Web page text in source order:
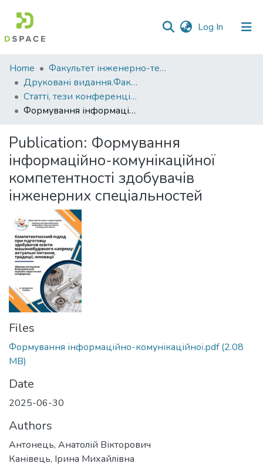
Log In (current)
Communities
&
Collections
All of DSpace
Statistics
Home
Факультет інженерно-технологічний
Друковані видання.Факультет інженерно-технологічний
Статті, тези конференцій. Факультет інженерно-технологічний
Формування інформаційно-комунікаційної компетентності здобувачів інженерних спеціальностей
Publication: Формування
інформаційно-комунікаційної
компетентності здобувачів
інженерних спеціальностей
Files
Формування інформаційно-комунікаційної.pdf(2.08
MB)
Date
2025-06-30
Authors
Антонець, Анатолій Вікторович
Канівець, Ірина Михайлівна